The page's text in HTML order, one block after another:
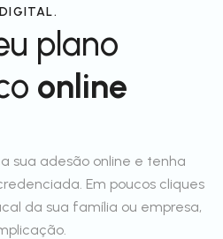
plano
online
sua adesão online e tenha
Em poucos cliques
da sua família ou empresa,